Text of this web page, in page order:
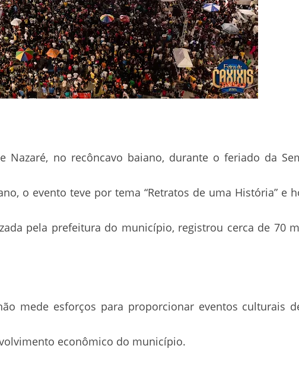
Nazaré, no recôncavo baiano, durante o feriado da
o evento teve por tema “Retratos de uma História” e
pela prefeitura do município, registrou cerca de 70
mede esforços para proporcionar eventos culturais
econômico do município.